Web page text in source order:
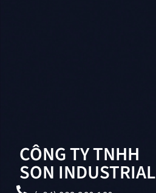
CÔNG TY TNHH
SON INDUSTRIAL